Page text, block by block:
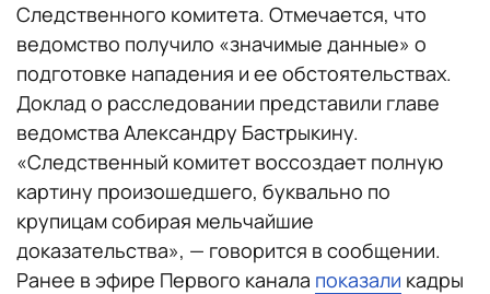
Следственного комитета. Отмечается, что
ведомство получило «значимые данные» о
подготовке нападения и ее обстоятельствах.
Доклад о расследовании представили главе
ведомства Александру Бастрыкину.
«Следственный комитет воссоздает полную
картину произошедшего, буквально по
крупицам собирая мельчайшие
доказательства», — говорится в сообщении.
Ранее в эфире Первого канала показали кадры